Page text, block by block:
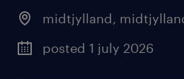
midtjylland,
posted 1 july 2026